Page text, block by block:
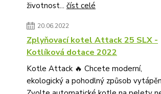
životnost... číst celé
20.06.2022
Zplyňovací kotel Attack 25 SLX -
Kotlíková dotace 2022
Kotle Attack 🔥 Chcete moderní,
ekologický a pohodlný způsob